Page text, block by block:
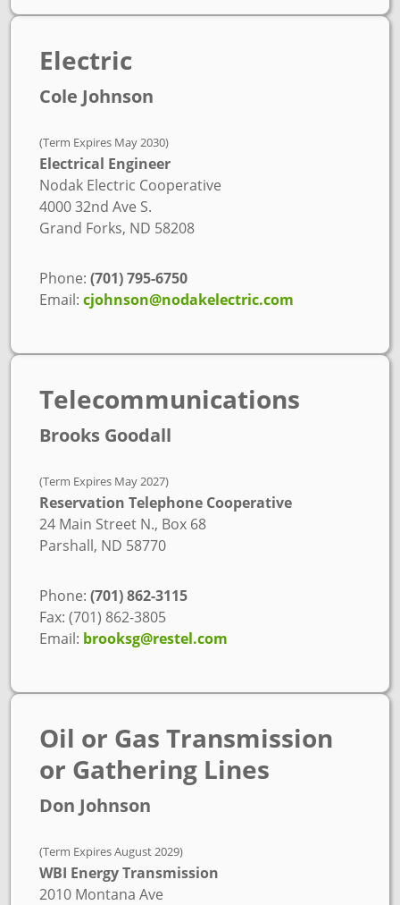
Electric
Cole Johnson
(Term Expires May 2030)
Electrical Engineer
Nodak Electric Cooperative
4000 32nd Ave S.
Grand Forks, ND 58208
Phone:(701) 795-6750
Email:cjohnson@nodakelectric.com
Telecommunications
Brooks Goodall
(Term Expires May 2027)
Reservation Telephone Cooperative
24 Main Street N., Box 68
Parshall, ND 58770
Phone:(701) 862-3115
Fax: (701) 862-3805
Email: brooksg@restel.com
Oil or Gas Transmission
or Gathering Lines
Don Johnson
(Term Expires August 2029)
WBI Energy Transmission
2010 Montana Ave